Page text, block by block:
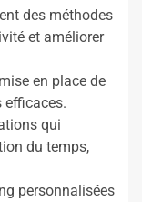
des méthodes
et améliorer
en place de
efficaces.
qui
du temps,
personnalisées